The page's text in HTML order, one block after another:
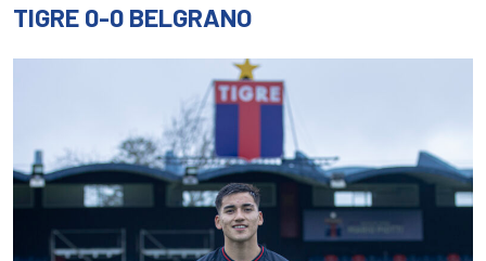
TIGRE 0-0 BELGRANO